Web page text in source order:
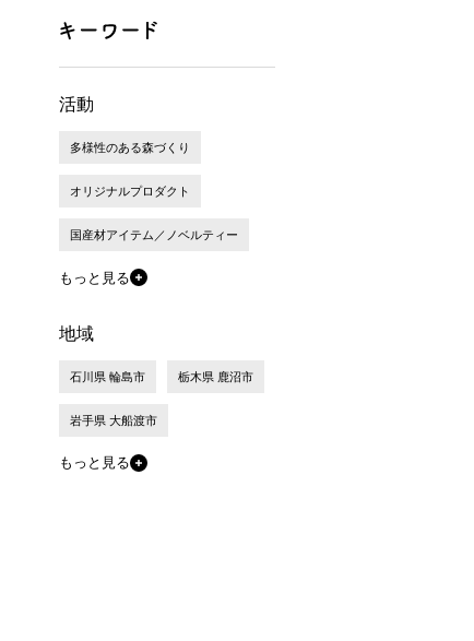
活動
多様性のある森づくり
オリジナルプロダクト
国産材アイテム／ノベルティー
もっと見る
地域
石川県 輪島市 栃木県 鹿沼市
岩手県 大船渡市
もっと見る